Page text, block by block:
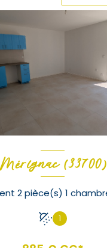
Mérignac (33700)
1